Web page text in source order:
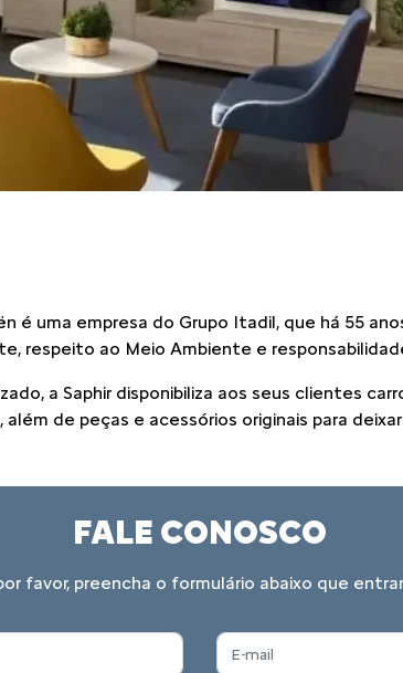
é uma empresa do Grupo Itadil, que há 55
ao Meio Ambiente e
a Saphir disponibiliza aos seus clientes
de peças e acessórios originais para
FALE CONOSCO
favor, preencha o formulário abaixo que